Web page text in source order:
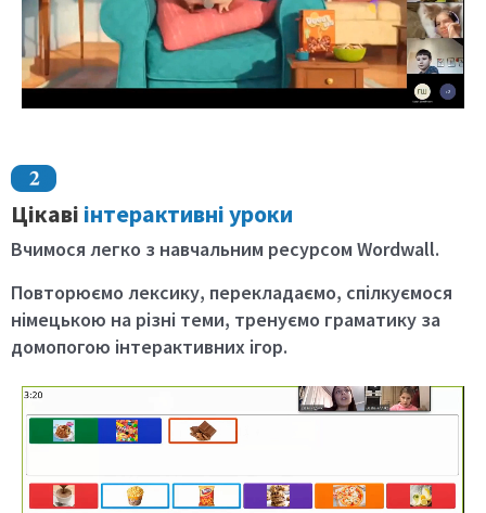
Цікаві інтерактивні уроки
Вчимося легко з навчальним ресурсом Wordwall.
Повторюємо лексику, перекладаємо, спілкуємося
німецькою на різні теми, тренуємо граматику за
домопогою інтерактивних ігор.